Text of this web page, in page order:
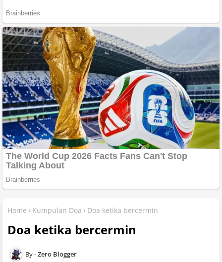
Home Kumpulan Doa Doa ketika bercermin
Doa ketika bercermin
Zero Blogger